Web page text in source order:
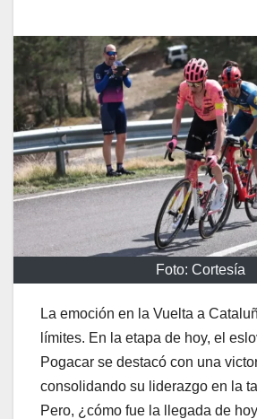
Foto: Cortesía
La emoción en la Vuelta a
límites. En la etapa de hoy, el
Pogacar se destacó con una
consolidando su liderazgo en la
Pero, ¿cómo fue la llegada de